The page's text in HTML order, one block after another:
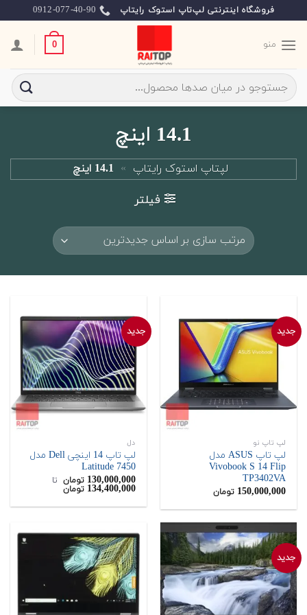
to
content
فروشگاه اینترنتی لپ‌تاپ استوک رایتاپ 0912-077-40-90
منو 0
جستجو
برای:
14.1 اینچ
لپتاپ استوک رایتاپ » 14.1 اینچ
فیلتر
جدید
لپ تاپ نو
لپ تاپ ASUS مدل
Vivobook S 14 Flip
TP3402VA
150,000,000 تومان
جدید
دل
لپ تاپ 14 اینچی Dell مدل
Latitude 7450
130,000,000 تومان ‌ تا ‌
134,400,000 تومان
جدید